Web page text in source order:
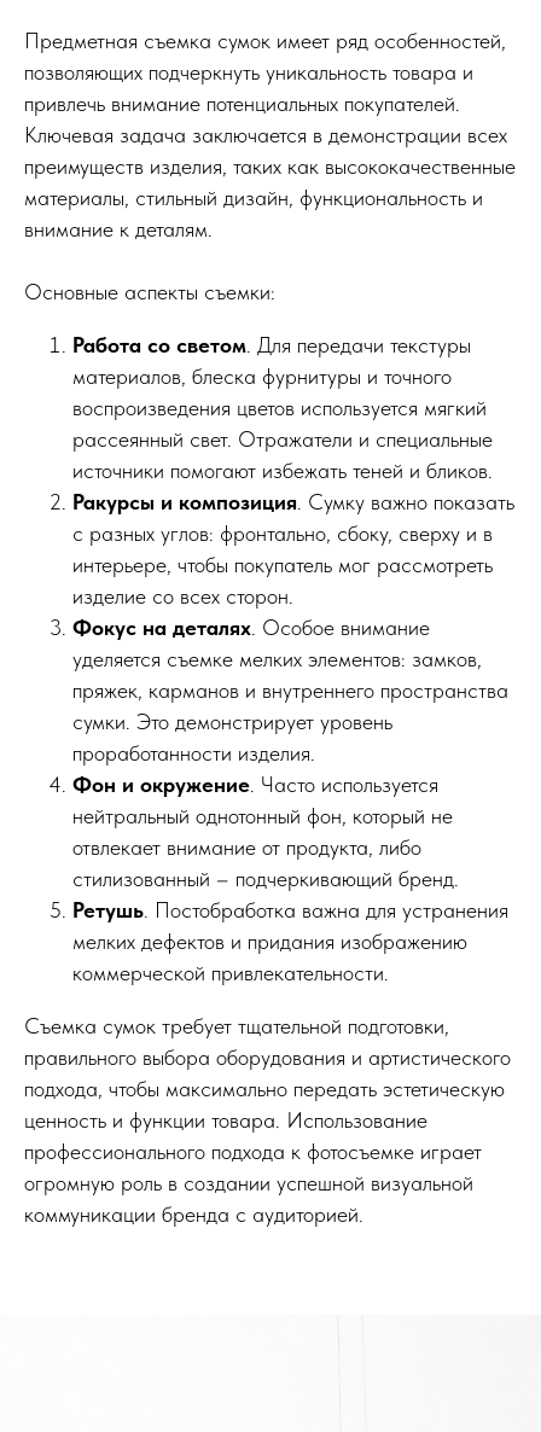
Предметная съемка сумок имеет ряд особенностей,
позволяющих подчеркнуть уникальность товара и
привлечь внимание потенциальных покупателей.
Ключевая задача заключается в демонстрации всех
преимуществ изделия, таких как высококачественные
материалы, стильный дизайн, функциональность и
внимание к деталям.
Основные аспекты съемки:
Работа со светом . Для передачи текстуры
материалов, блеска фурнитуры и точного
воспроизведения цветов используется мягкий
рассеянный свет. Отражатели и специальные
источники помогают избежать теней и бликов.
Ракурсы и композиция . Сумку важно показать
с разных углов: фронтально, сбоку, сверху и в
интерьере, чтобы покупатель мог рассмотреть
изделие со всех сторон.
Фокус на деталях . Особое внимание
уделяется съемке мелких элементов: замков,
пряжек, карманов и внутреннего пространства
сумки. Это демонстрирует уровень
проработанности изделия.
Фон и окружение . Часто используется
нейтральный однотонный фон, который не
отвлекает внимание от продукта, либо
стилизованный – подчеркивающий бренд.
Ретушь . Постобработка важна для устранения
мелких дефектов и придания изображению
коммерческой привлекательности.
Съемка сумок требует тщательной подготовки,
правильного выбора оборудования и артистического
подхода, чтобы максимально передать эстетическую
ценность и функции товара. Использование
профессионального подхода к фотосъемке играет
огромную роль в создании успешной визуальной
коммуникации бренда с аудиторией.